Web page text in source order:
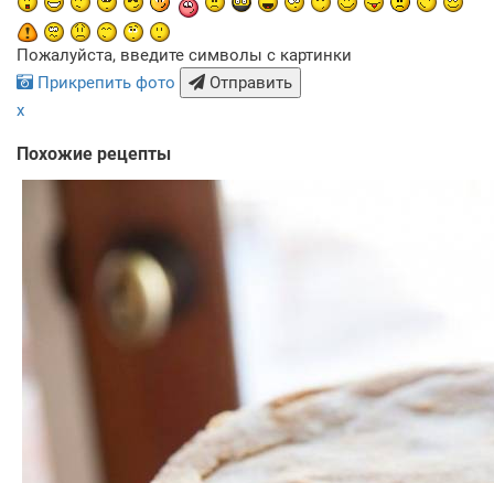
Пожалуйста, введите символы с картинки
Прикрепить фото
Отправить
x
Похожие рецепты